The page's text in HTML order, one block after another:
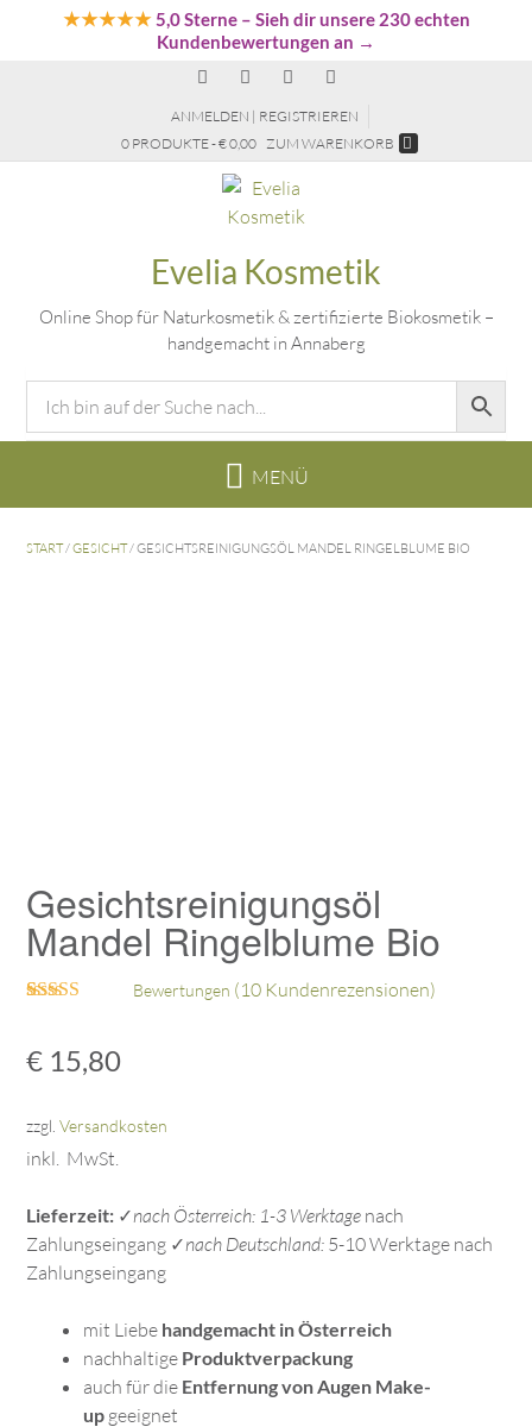
★★★★★5,0 Sterne– Sieh dir unsere 230 echten
Kundenbewertungen an →
ANMELDEN | REGISTRIEREN
0 PRODUKTE - € 0,00 ZUM WARENKORB
Evelia Kosmetik
Online Shop für Naturkosmetik & zertifizierte Biokosmetik –
handgemacht in Annaberg
START/GESICHT/ GESICHTSREINIGUNGSÖL MANDEL RINGELBLUME BIO
Gesichtsreinigungsöl
Mandel Ringelblume Bio
basierend auf
Kundenbewertungen
Bewertungen (10 Kundenrezensionen)
€ 15,80
zzgl. Versandkosten
inkl. MwSt.
Lieferzeit: ✓nach Österreich: 1-3 Werktage nach
Zahlungseingang ✓nach Deutschland: 5-10 Werktage nach
Zahlungseingang
mit Liebe handgemacht in Österreich
nachhaltige Produktverpackung
auch für die Entfernung von Augen Make-
up geeignet